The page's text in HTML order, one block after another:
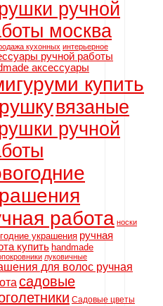
ручной
москва
кухонных интерьерное
ручной работы
аксессуары
купить
вязаные
ручной
работа носки
украшения ручная
купить handmade
луковичные
для волос ручная
садовые
Садовые цветы